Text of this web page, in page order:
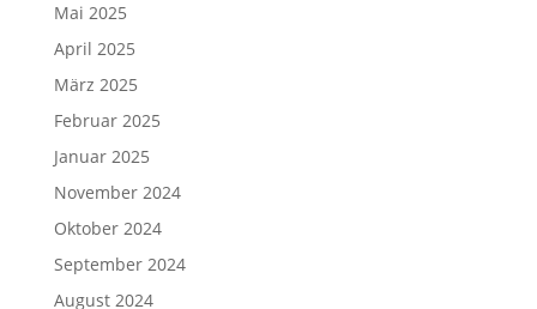
Mai 2025
April 2025
März 2025
Februar 2025
Januar 2025
November 2024
Oktober 2024
September 2024
August 2024